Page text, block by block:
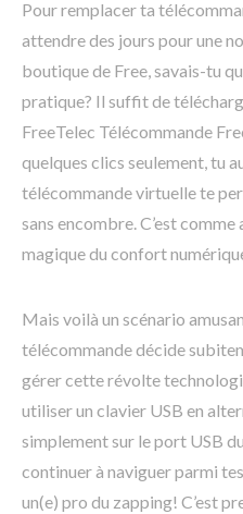
Pour remplacer ta
attendre des jours pour une
boutique de Free, savais-tu
pratique? Il suffit de
FreeTelec Télécommande
quelques clics seulement, tu
télécommande virtuelle te
sans encombre. C’est
magique du confort
Mais voilà un scénario
télécommande décide
gérer cette révolte
utiliser un clavier USB en
simplement sur le port USB
continuer à naviguer parmi
un(e) pro du zapping! C’est